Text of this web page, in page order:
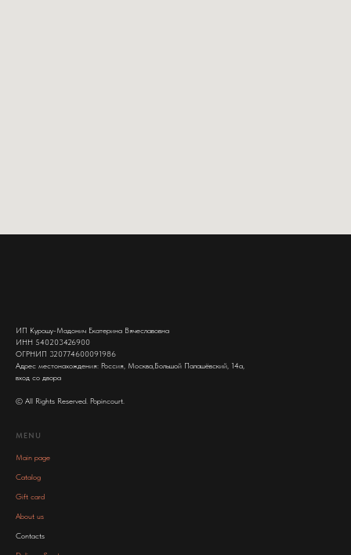
ИП Курошу-Мадонич Екатерина Вячеславовна
ИНН 540203426900
ОГРНИП 320774600091986
Адрес местонахождения: Россия, Москва,Большой Палашёвский, 14а,
вход со двора
© All Rights Reserved. Popincourt.
MENU
Main page
Catalog
Gift card
About us
Contacts